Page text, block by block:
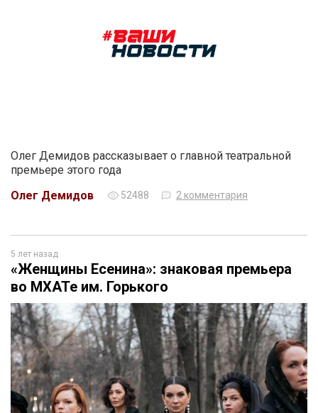
Олег Демидов рассказывает о главной театральной
премьере этого года
Олег Демидов
52488 2 комментария
5 лет назад
«Женщины Есенина»: знаковая премьера
во МХАТе им. Горького